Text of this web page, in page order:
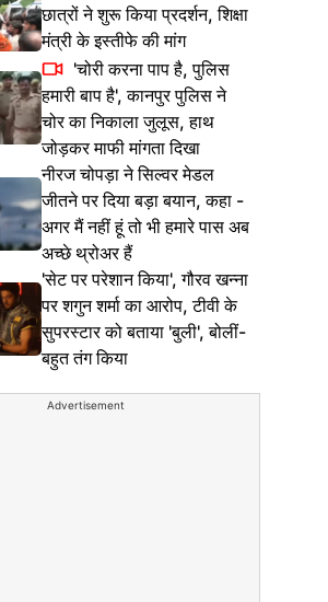
छात्रों ने शुरू किया प्रदर्शन, शिक्षा
मंत्री के इस्तीफे की मांग
'चोरी करना पाप है, पुलिस
हमारी बाप है', कानपुर पुलिस ने
चोर का निकाला जुलूस, हाथ
जोड़कर माफी मांगता दिखा
नीरज चोपड़ा ने सिल्वर मेडल
जीतने पर दिया बड़ा बयान, कहा -
अगर मैं नहीं हूं तो भी हमारे पास अब
अच्छे थ्रोअर हैं
'सेट पर परेशान किया', गौरव खन्ना
पर शगुन शर्मा का आरोप, टीवी के
सुपरस्टार को बताया 'बुली', बोलीं-
बहुत तंग किया
Advertisement